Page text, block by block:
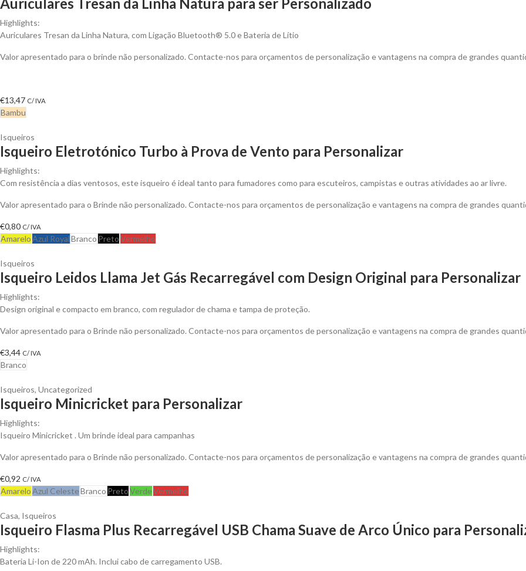
Highlights:
Auriculares Tresan da Linha Natura, com Ligação Bluetooth® 5.0 e Bateria de Lítio
Valor apresentado para o brinde não personalizado. Contacte-nos para orçamentos de personalização e vantagens na compra de grandes
€13,47 C/ IVA
Bambu
Isqueiros
Isqueiro Eletrotónico Turbo à Prova de Vento para Personalizar
Highlights:
Com resistência a dias ventosos, este isqueiro é ideal tanto para fumadores como para escuteiros, campistas e outras atividades ao ar livre.
Valor apresentado para o Brinde não personalizado. Contacte-nos para orçamentos de personalização e vantagens na compra de grandes
€0,80 C/ IVA
AmareloAzul RoyalBranco PretoVermelho
Isqueiros
Isqueiro Leidos Llama Jet Gás Recarregável com Design Original para Personalizar
Highlights:
Design original e compacto em branco, com regulador de chama e tampa de proteção.
Valor apresentado para o Brinde não personalizado. Contacte-nos para orçamentos de personalização e vantagens na compra de grandes
€3,44 C/ IVA
Branco
Isqueiros, Uncategorized
Isqueiro Minicricket para Personalizar
Highlights:
Isqueiro Minicricket . Um brinde ideal para campanhas
Valor apresentado para o Brinde não personalizado. Contacte-nos para orçamentos de personalização e vantagens na compra de grandes
€0,92 C/ IVA
AmareloAzul CelesteBranco PretoVerdeVermelho
Casa, Isqueiros
Isqueiro Flasma Plus Recarregável USB Chama Suave de Arco Único para
Highlights:
Bateria Li-Ion de 220 mAh. Inclui cabo de carregamento USB.